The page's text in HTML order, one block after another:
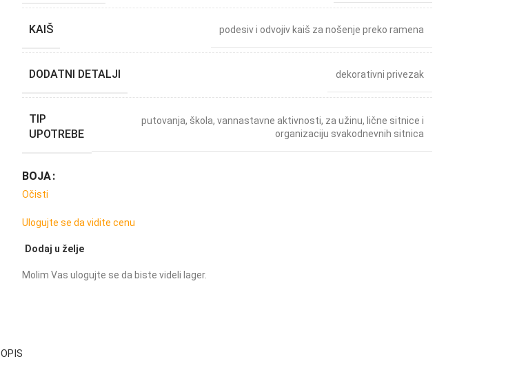
KAIŠ podesiv i odvojiv kaiš za nošenje preko ramena
DODATNI DETALJI dekorativni privezak
TIP
UPOTREBE
putovanja, škola, vannastavne aktivnosti, za užinu, lične sitnice i
organizaciju svakodnevnih sitnica
BOJA
Očisti
Ulogujte se da vidite cenu
Dodaj u želje
Molim Vas ulogujte se da biste videli lager.
OPIS